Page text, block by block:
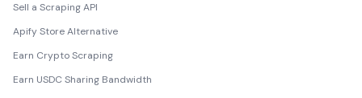
Sell a Scraping API
Apify Store Alternative
Earn Crypto Scraping
Earn USDC Sharing Bandwidth